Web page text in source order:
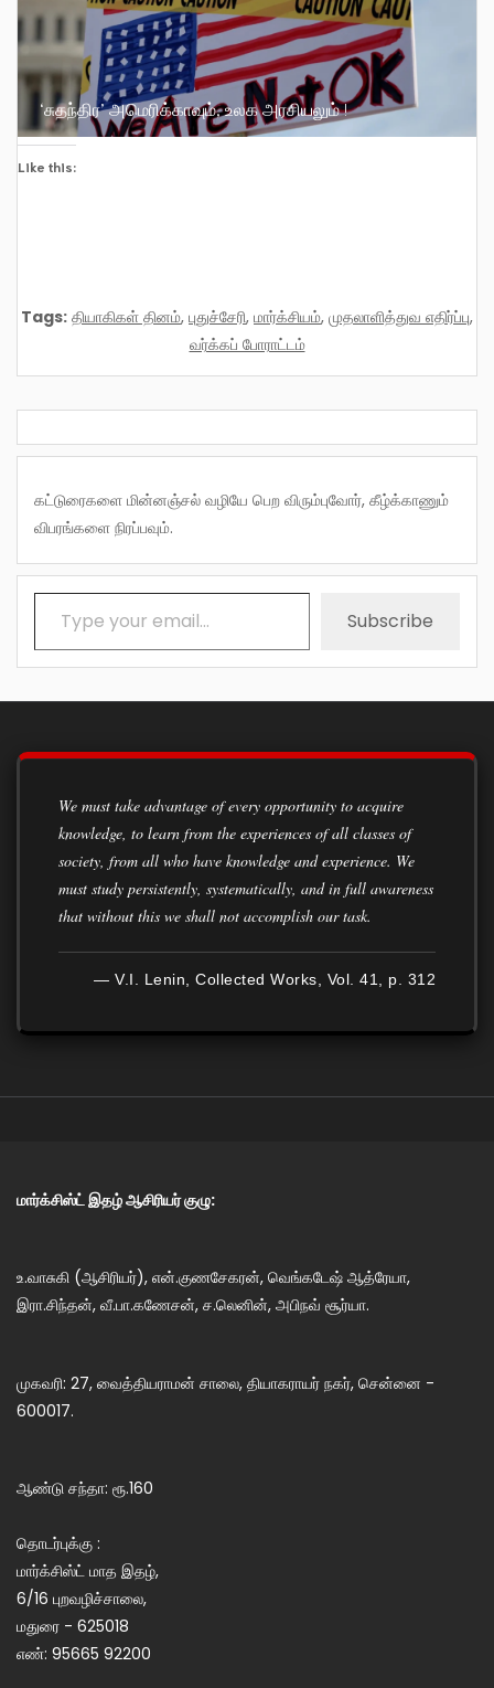
‘சுதந்திர’ அமெரிக்காவும், உலக அரசியலும் !
Like this:
Tags: தியாகிகள் தினம், புதுச்சேரி, மார்க்சியம், முதலாளித்துவ எதிர்ப்பு,
வர்க்கப் போராட்டம்
கட்டுரைகளை மின்னஞ்சல் வழியே பெற விரும்புவோர், கீழ்க்காணும்
விபரங்களை நிரப்பவும்.
Type your email…
Subscribe
We must take advantage of every opportunity to acquire
knowledge, to learn from the experiences of all classes of
society, from all who have knowledge and experience. We
must study persistently, systematically, and in full awareness
that without this we shall not accomplish our task.
— V.I. Lenin, Collected Works, Vol. 41, p. 312
மார்க்சிஸ்ட் இதழ் ஆசிரியர் குழு:
உ.வாசுகி (ஆசிரியர்), என்.குணசேகரன், வெங்கடேஷ் ஆத்ரேயா,
இரா.சிந்தன், வீ.பா.கணேசன், ச.லெனின், அபிநவ் சூர்யா.
முகவரி: 27, வைத்தியராமன் சாலை, தியாகராயர் நகர், சென்னை -
600017.
ஆண்டு சந்தா: ரூ.160
தொடர்புக்கு :
மார்க்சிஸ்ட் மாத இதழ்,
6/16 புறவழிச்சாலை,
மதுரை - 625018
எண்: 95665 92200